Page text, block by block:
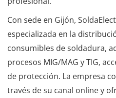
Con sede en Gijón,
especializada en la
consumibles de soldadura,
procesos MIG/MAG y TIG,
de protección. La empresa
través de su canal online y